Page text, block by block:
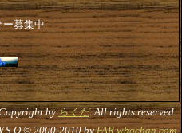
ー募集中
byらくだ. All rights reserved.
© 2000-2010 byFAR.whochan.com